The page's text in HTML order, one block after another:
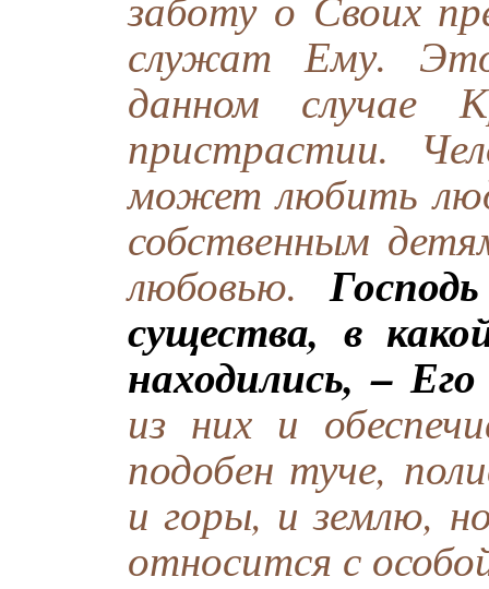
служат Ему.
данном случае
пристрастии.
может любить
собственным
любовью.
существа, в
находились, –
из них и
подобен туче,
и горы, и землю,
относится с